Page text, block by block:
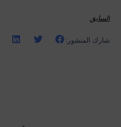
السابق
شارك المنشور: